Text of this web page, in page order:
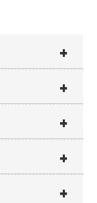
+
+
+
+
+